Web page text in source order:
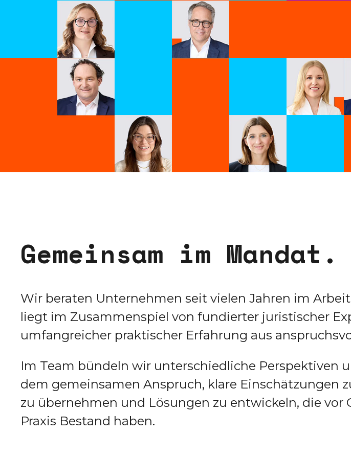
Gemeinsam im Mandat .
Wir beraten Unternehmen seit vielen Jahren im
liegt im Zusammenspiel von fundierter juristischer
umfangreicher praktischer Erfahrung aus
Im Team bündeln wir unterschiedliche Perspektiven
dem gemeinsamen Anspruch, klare Einschätzungen
zu übernehmen und Lösungen zu entwickeln, die vor
Praxis Bestand haben.